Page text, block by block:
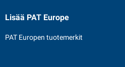
Lisää PAT Europe
PAT Europen tuotemerkit